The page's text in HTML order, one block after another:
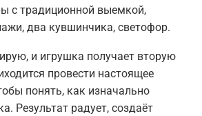
с традиционной выемкой,
два кувшинчика, светофор.
и игрушка получает вторую
провести настоящее
понять, как изначально
Результат радует, создаёт